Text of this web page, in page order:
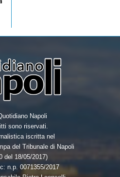
Napoli
sono riservati.
iscritta nel
del Tribunale di Napoli
del 18/05/2017)
n.p. 0071355/2017